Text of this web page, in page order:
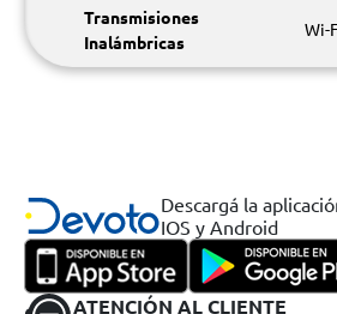
Transmisiones
Inalámbricas
Wi-
Descargá la
IOS y Android
ATENCIÓN AL CLIENTE